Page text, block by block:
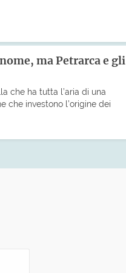
ma Petrarca e gli
che ha tutta l’aria di una
che investono l’origine dei